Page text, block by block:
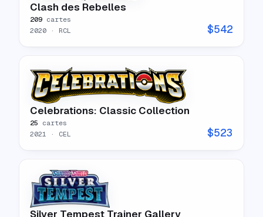
Clash des Rebelles
209 cartes
2020 · RCL $542
Celebrations: Classic Collection
25 cartes
2021 · CEL $523
Silver Tempest Trainer Gallery